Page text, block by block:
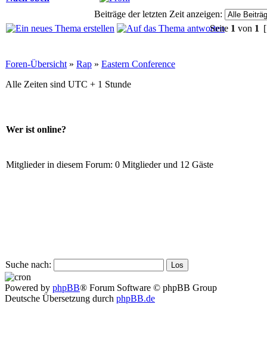
Beiträge der letzten Zeit anzeigen:
Seite 1 von 1
Foren-Übersicht » Rap » Eastern Conference
Alle Zeiten sind UTC + 1 Stunde
Wer ist online?
Mitglieder in diesem Forum: 0 Mitglieder und 12 Gäste
Suche nach:
Powered by phpBB® Forum Software © phpBB Group
Deutsche Übersetzung durch phpBB.de